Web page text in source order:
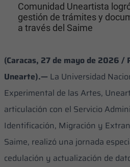
Comunidad Uneartista
gestión de trámites y
a través del Saime
(Caracas, 27 de mayo de 2026 /
Unearte).— La Universidad
Experimental de las Artes,
articulación con el Servicio
Identificación, Migración y
Saime, realizó una jornada
cedulación y actualización de